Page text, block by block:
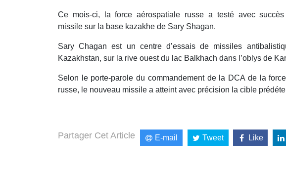
Ce mois-ci, la force aérospatiale russe a testé avec
missile sur la base kazakhe de Sary Shagan.
Sary Chagan est un centre d’essais de missiles
Kazakhstan, sur la rive ouest du lac Balkhach dans l’oblys de
Selon le porte-parole du commandement de la DCA de la
russe, le nouveau missile a atteint avec précision la cible
Partager Cet Article E-mail Tweet Like